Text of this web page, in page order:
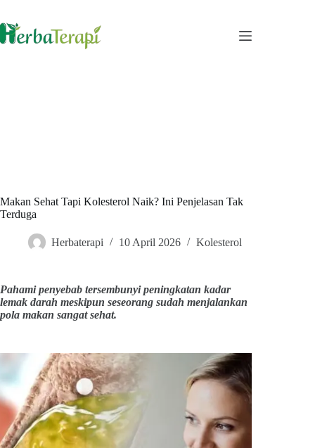
content
Makan Sehat Tapi Kolesterol Naik? Ini Penjelasan Tak
Terduga
Herbaterapi 10 April 2026 Kolesterol
Pahami penyebab tersembunyi peningkatan kadar
lemak darah meskipun seseorang sudah menjalankan
pola makan sangat sehat.